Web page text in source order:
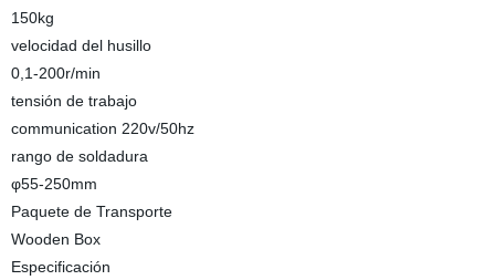
150kg
velocidad del husillo
0,1-200r/min
tensión de trabajo
communication 220v/50hz
rango de soldadura
φ55-250mm
Paquete de Transporte
Wooden Box
Especificación